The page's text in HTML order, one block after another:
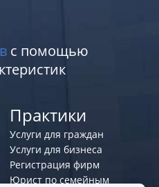
с помощью
Практики
Услуги для граждан
Услуги для бизнеса
Регистрация фирм
Юрист по семейным